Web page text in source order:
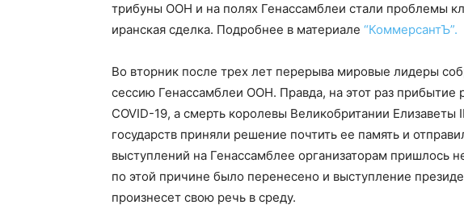
трибуны ООН и на полях Генассамблеи стали проблемы
иранская сделка. Подробнее в материале “КоммерсантЪ”.
Во вторник после трех лет перерыва мировые лидеры
сессию Генассамблеи ООН. Правда, на этот раз прибытие
COVID-19, а смерть королевы Великобритании Елизаветы
государств приняли решение почтить ее память и
выступлений на Генассамблее организаторам пришлось
по этой причине было перенесено и выступление
произнесет свою речь в среду.